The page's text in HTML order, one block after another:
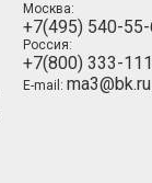
Москва:
+7(495) 540-
Россия:
+7(800) 333-
E-mail: ma3@bk.ru